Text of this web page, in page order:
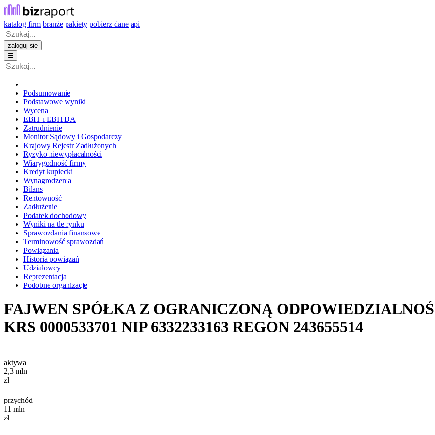
katalog firm branże pakiety pobierz dane api
zaloguj się
☰
Podsumowanie
Podstawowe wyniki
Wycena
EBIT i EBITDA
Zatrudnienie
Monitor Sądowy i Gospodarczy
Krajowy Rejestr Zadłużonych
Ryzyko niewypłacalności
Wiarygodność firmy
Kredyt kupiecki
Wynagrodzenia
Bilans
Rentowność
Zadłużenie
Podatek dochodowy
Wyniki na tle rynku
Sprawozdania finansowe
Terminowość sprawozdań
Powiązania
Historia powiązań
Udziałowcy
Reprezentacja
Podobne organizacje
FAJWEN SPÓŁKA Z OGRANICZONĄ
KRS 0000533701 NIP 6332233163 REGON 243655514
aktywa
2,3 mln
zł
przychód
11 mln
zł